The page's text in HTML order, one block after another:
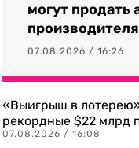
могут продать
07.08.2026 / 16:26
«Выигрыш в
рекордные $22 млрд
07.08.2026 / 16:08